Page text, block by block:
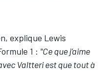
explique Lewis
1 : "Ce que j’aime
Valtteri est que tout à